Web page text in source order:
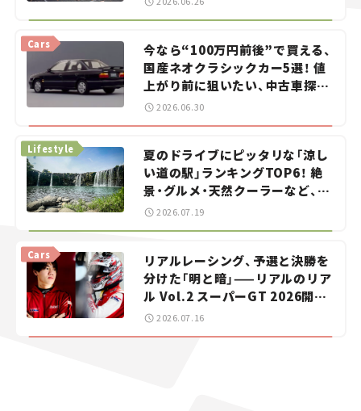
今なら“100万円前後”で買える、
国産ネオクラシックカー5選！ 値
上がり前に狙いたい、中古車探し
をお手伝い――ちょっとイケてるマ
Cars
2026.06.30
夏のドライブにピッタリな「涼し
い道の駅」ランキングTOP6！ 絶
景・グルメ・天然クーラーなど、避
暑におすすめのスポットを紹介
【道の駅マニアの推し駅ガイド】
Lifestyle
2026.07.19
リアルレーシング、予選と決勝を
分けた「明と暗」——リアルのリア
ル Vol.2 スーパーGT 2026開幕
戦 岡山国際サーキット
Cars
2026.07.16